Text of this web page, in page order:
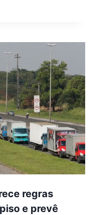
regras
e prevê